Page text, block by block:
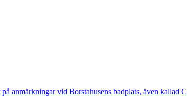
anmärkningar vid Borstahusens badplats, även